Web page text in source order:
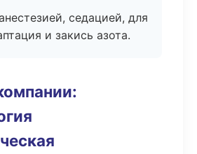
седацией, для
и закись азота.